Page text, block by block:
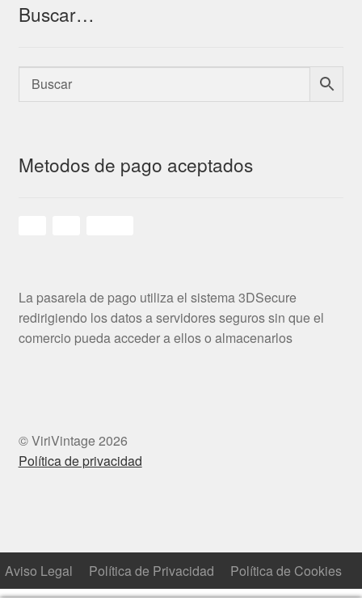
Buscar…
Metodos de pago aceptados
La pasarela de pago utiliza el sistema 3DSecure
redirigiendo los datos a servidores seguros sin que el
comercio pueda acceder a ellos o almacenarlos
© ViriVintage 2026
Política de privacidad
Aviso Legal Política de Privacidad Política de Cookies